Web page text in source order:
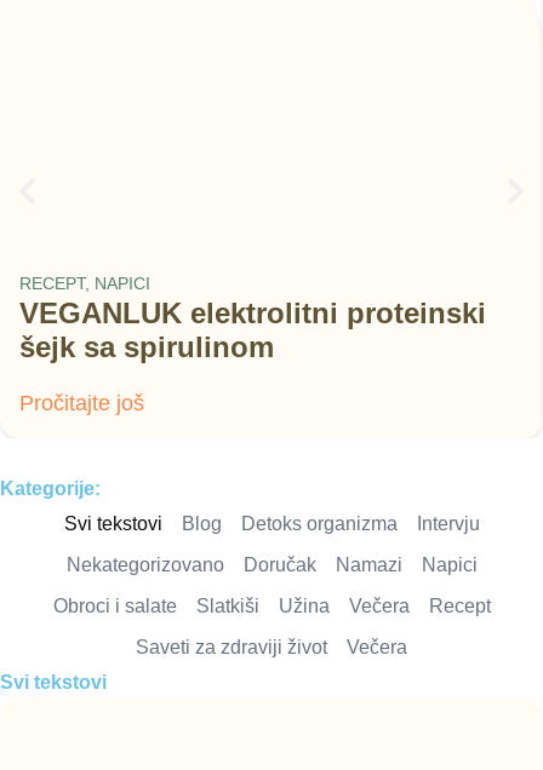
RECEPT, NAPICI
VEGANLUK elektrolitni proteinski
šejk sa spirulinom
Pročitajte još
Kategorije:
Blog
Detoks organizma
Intervju
Nekategorizovano
Doručak Namazi
Napici
Obroci i salate
Slatkiši Užina Večera
Recept
Saveti za zdraviji život
Večera
Svi tekstovi
Svi tekstovi